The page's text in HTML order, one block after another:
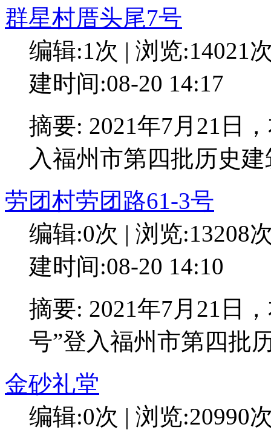
群星村厝头尾7号
编辑:1次 | 浏览:14021
建时间:08-20 14:17
摘要: 2021年7月21日
入福州市第四批历史
劳团村劳团路61-3号
编辑:0次 | 浏览:13208
建时间:08-20 14:10
摘要: 2021年7月21日
号”登入福州市第四批
金砂礼堂
编辑:0次 | 浏览:20990